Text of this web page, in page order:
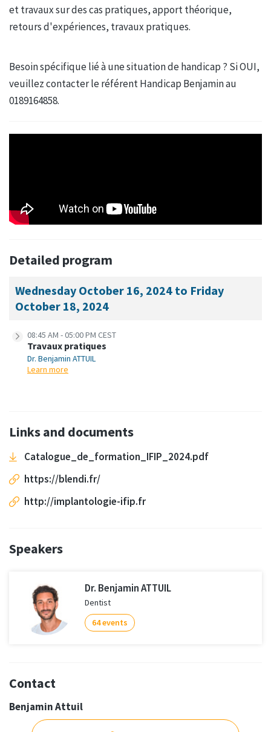
et travaux sur des cas pratiques, apport théorique,
retours d'expériences, travaux pratiques.
Besoin spécifique lié à une situation de handicap ? Si OUI,
veuillez contacter le référent Handicap Benjamin au
0189164858.
Detailed program
Wednesday October 16, 2024 to Friday
October 18, 2024
08:45 AM - 05:00 PM CEST
Travaux pratiques
Dr. Benjamin ATTUIL
Learn more
Links and documents
Catalogue_de_formation_IFIP_2024.pdf
https://blendi.fr/
http://implantologie-ifip.fr
Speakers
Dr. Benjamin ATTUIL
Dentist
64 events
Contact
Benjamin Attuil